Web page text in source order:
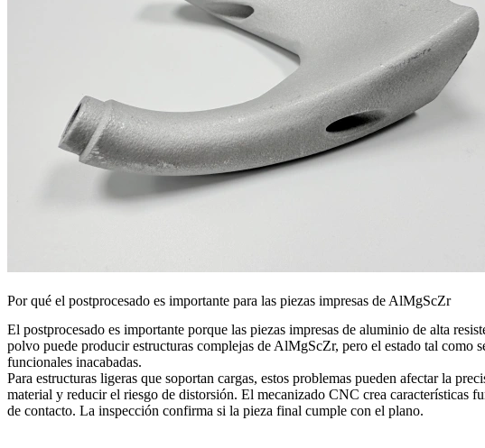
Por qué el postprocesado es importante para las piezas impresas de AlMgScZr
El postprocesado es importante porque las piezas impresas de aluminio de alta
polvo puede producir estructuras complejas de AlMgScZr, pero el estado tal
funcionales inacabadas.
Para estructuras ligeras que soportan cargas, estos problemas pueden afectar la
material y reducir el riesgo de distorsión. El mecanizado CNC crea características
de contacto. La inspección confirma si la pieza final cumple con el plano.